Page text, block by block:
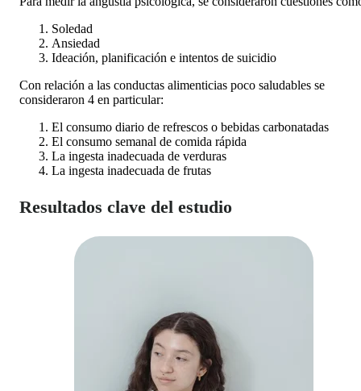
Soledad
Ansiedad
Ideación, planificación e intentos de suicidio
Con relación a las conductas alimenticias poco saludables se
consideraron 4 en particular:
El consumo diario de refrescos o bebidas carbonatadas
El consumo semanal de comida rápida
La ingesta inadecuada de verduras
La ingesta inadecuada de frutas
Resultados clave del estudio